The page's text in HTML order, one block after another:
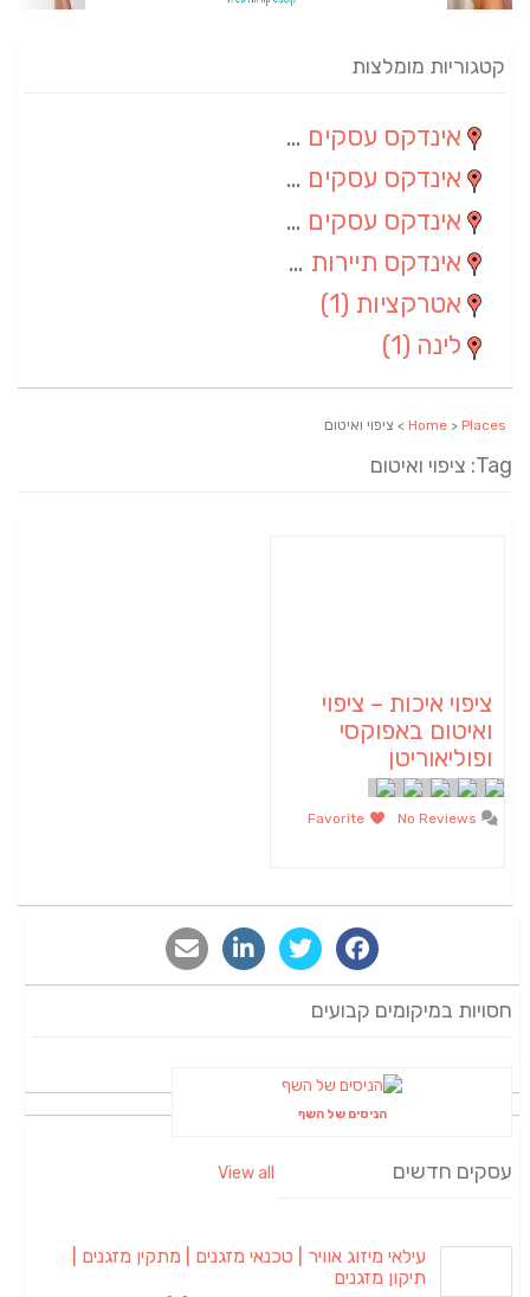
קטגוריות מומלצות
אינדקס עסקים מרחבי
אינדקס עסקים ארצי
אינדקס עסקים מקומי
אינדקס תיירות ארצי
אטרקציות (1)
לינה (1)
Home > Places > ציפוי ואיטום
Tag: ציפוי ואיטום
ציפוי איכות – ציפוי
ואיטום באפוקסי
ופוליאוריטן
חסויות במיקומים קבועים
הניסים של השף
עסקים חדשים View all
עילאי מיזוג אוויר | טכנאי מזגנים | מתקין מזגנים |
תיקון מזגנים